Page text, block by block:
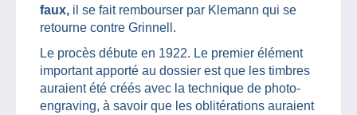
faux, il se fait rembourser par Klemann qui se
retourne contre Grinnell.
Le procès débute en 1922. Le premier élément
important apporté au dossier est que les timbres
auraient été créés avec la technique de photo-
engraving, à savoir que les oblitérations auraient